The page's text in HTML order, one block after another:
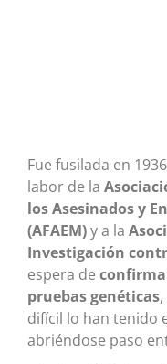
Fue fusilada en
labor de la
los Asesinados y
(AFAEM)y a la
Investigación
espera de
pruebas genéticas
difícil lo han tenido
abriéndose paso